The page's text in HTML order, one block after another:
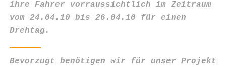
ihre Fahrer vorraussichtlich im Zeitraum
vom 24.04.10 bis 26.04.10 für einen
Drehtag.
Bevorzugt benötigen wir für unser Projekt